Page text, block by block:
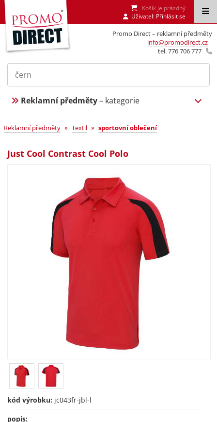
Promo Direct – reklamní předměty
info@promodirect.cz
tel. 776 706 777
Košík je prázdný
Uživatel: Přihlásit se
Reklamní předměty– kategorie
Reklamní předměty » Textil » sportovní oblečení
Just Cool Contrast Cool Polo
kód výrobku: jc043fr-jbl-l
popis: